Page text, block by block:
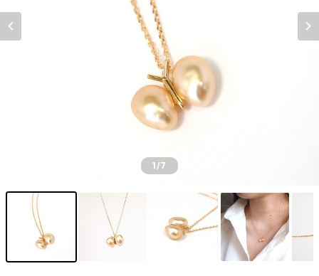
1/7